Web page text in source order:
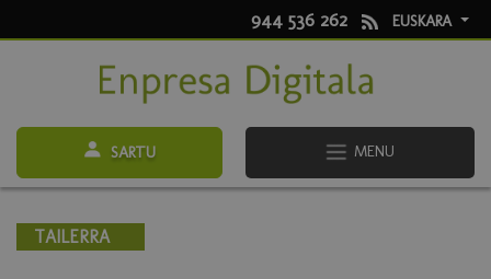
944 536 262 EUSKARA
SARTU MENU
TAILERRA